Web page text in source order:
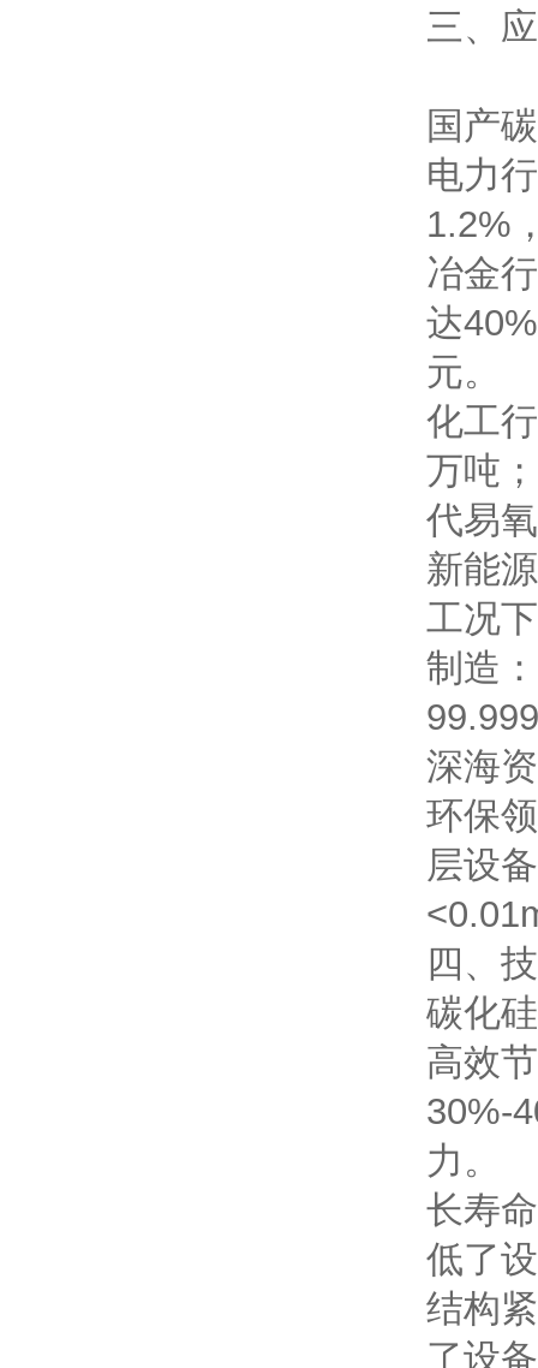
三、
国产
电力
1.2%
冶金
达
元。
化工
万吨
代易
新能
工况
制造
深海
环保
层设
四、
碳化
高效
30%-
力。
长寿
低了
结构
了设